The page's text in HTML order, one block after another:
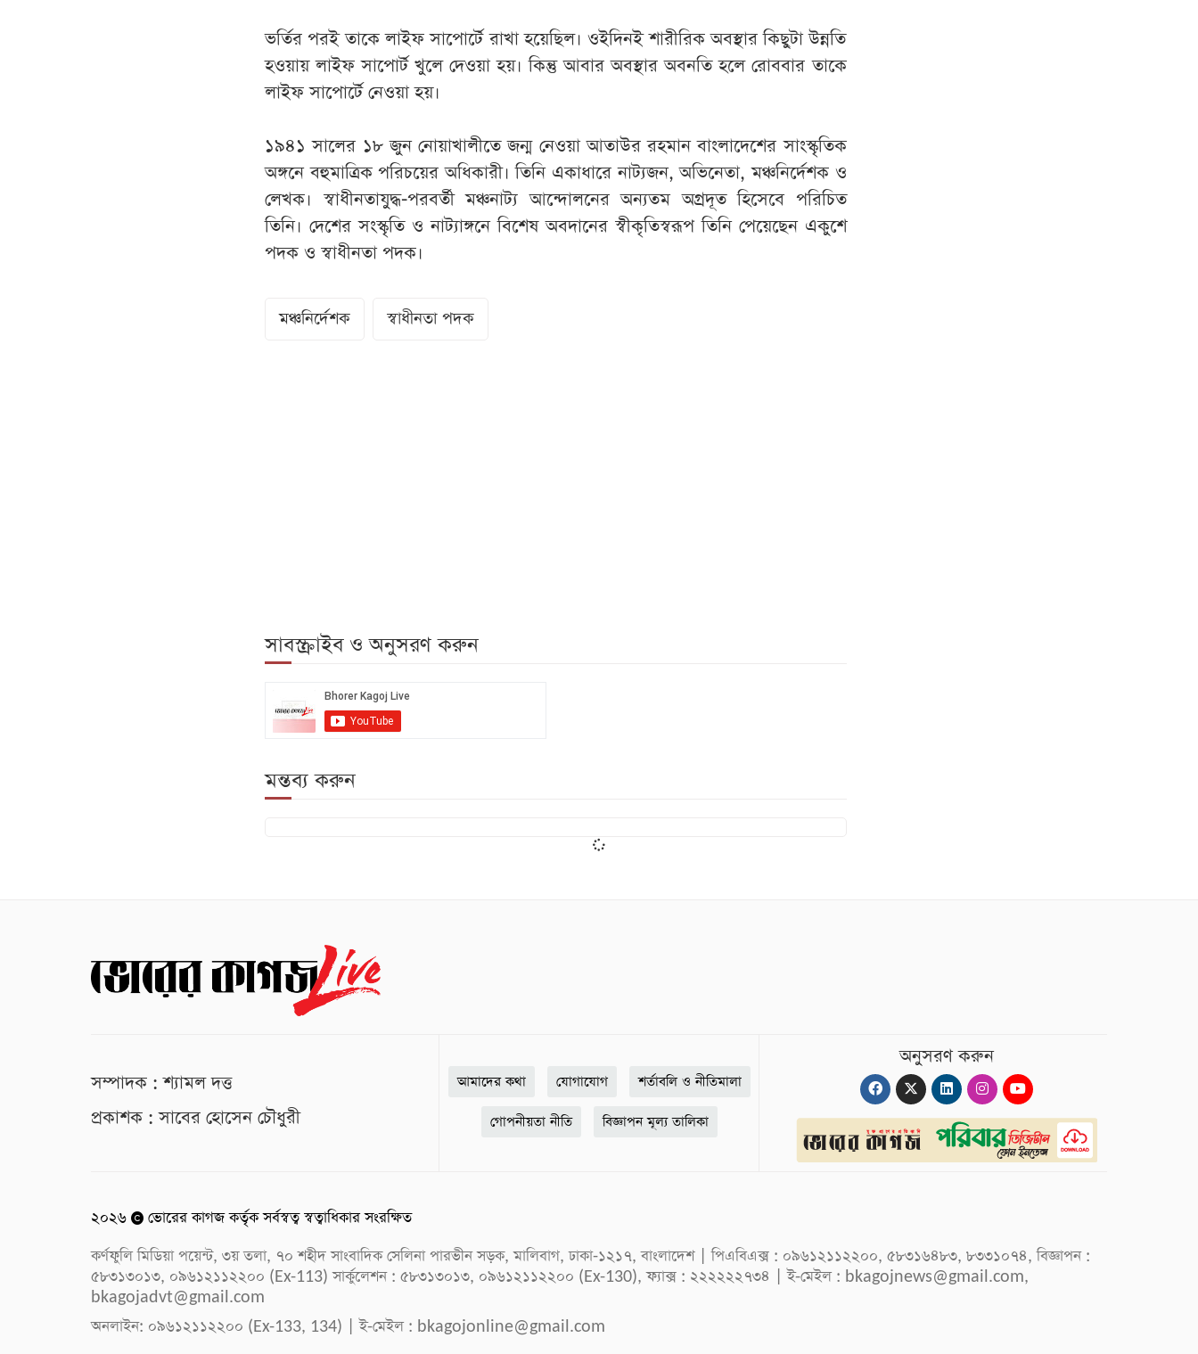
ভর্তির পরই তাকে লাইফ সাপোর্টে রাখা হয়েছিল। ওইদিনই শারীরিক অবস্থার কিছুটা উন্নতি
হওয়ায় লাইফ সাপোর্ট খুলে দেওয়া হয়। কিন্তু আবার অবস্থার অবনতি হলে রোববার তাকে
লাইফ সাপোর্টে নেওয়া হয়।
১৯৪১ সালের ১৮ জুন নোয়াখালীতে জন্ম নেওয়া আতাউর রহমান বাংলাদেশের সাংস্কৃতিক
অঙ্গনে বহুমাত্রিক পরিচয়ের অধিকারী। তিনি একাধারে নাট্যজন, অভিনেতা, মঞ্চনির্দেশক ও
লেখক। স্বাধীনতাযুদ্ধ-পরবর্তী মঞ্চনাট্য আন্দোলনের অন্যতম অগ্রদূত হিসেবে পরিচিত
তিনি। দেশের সংস্কৃতি ও নাট্যাঙ্গনে বিশেষ অবদানের স্বীকৃতিস্বরূপ তিনি পেয়েছেন একুশে
পদক ও স্বাধীনতা পদক।
মঞ্চনির্দেশক স্বাধীনতা পদক
সাবস্ক্রাইব ও অনুসরণ করুন
মন্তব্য করুন
সম্পাদক : শ্যামল দত্ত
প্রকাশক : সাবের হোসেন চৌধুরী
আমাদের কথা যোগাযোগ শর্তাবলি ও নীতিমালা
গোপনীয়তা নীতি বিজ্ঞাপন মূল্য তালিকা
অনুসরণ করুন
২০২৬
ভোরের কাগজ কর্তৃক সর্বস্বত্ব স্বত্বাধিকার সংরক্ষিত
কর্ণফুলি মিডিয়া পয়েন্ট, ৩য় তলা, ৭০ শহীদ সাংবাদিক সেলিনা পারভীন সড়ক, মালিবাগ, ঢাকা-১২১৭, বাংলাদেশ | পিএবিএক্স : ০৯৬১২১১২২০০, ৫৮৩১৬৪৮৩, ৮৩৩১০৭৪, বিজ্ঞাপন :
৫৮৩১৩০১৩, ০৯৬১২১১২২০০ (Ex-113) সার্কুলেশন : ৫৮৩১৩০১৩, ০৯৬১২১১২২০০ (Ex-130), ফ্যাক্স : ২২২২২২৭৩৪ | ই-মেইল : bkagojnews@gmail.com,
bkagojadvt@gmail.com
অনলাইন: ০৯৬১২১১২২০০ (Ex-133, 134) | ই-মেইল : bkagojonline@gmail.com